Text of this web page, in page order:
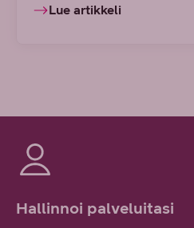
Lue artikkeli
Hallinnoi palveluitasi